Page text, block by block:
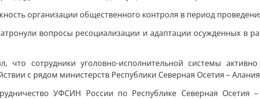
организации общественного контроля в период
вопросы ресоциализации и адаптации осужденных в
что сотрудники уголовно-исполнительной системы
с рядом министерств Республики Северная Осетия –
УФСИН России по Республике Северная